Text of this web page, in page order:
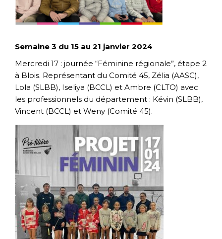
Semaine 3 du 15 au 21 janvier 2024
Mercredi 17 : journée “Féminine régionale”, étape 2
à Blois. Représentant du Comité 45, Zélia (AASC),
Lola (SLBB), Iseliya (BCCL) et Ambre (CLTO) avec
les professionnels du département : Kévin (SLBB),
Vincent (BCCL) et Weny (Comité 45).